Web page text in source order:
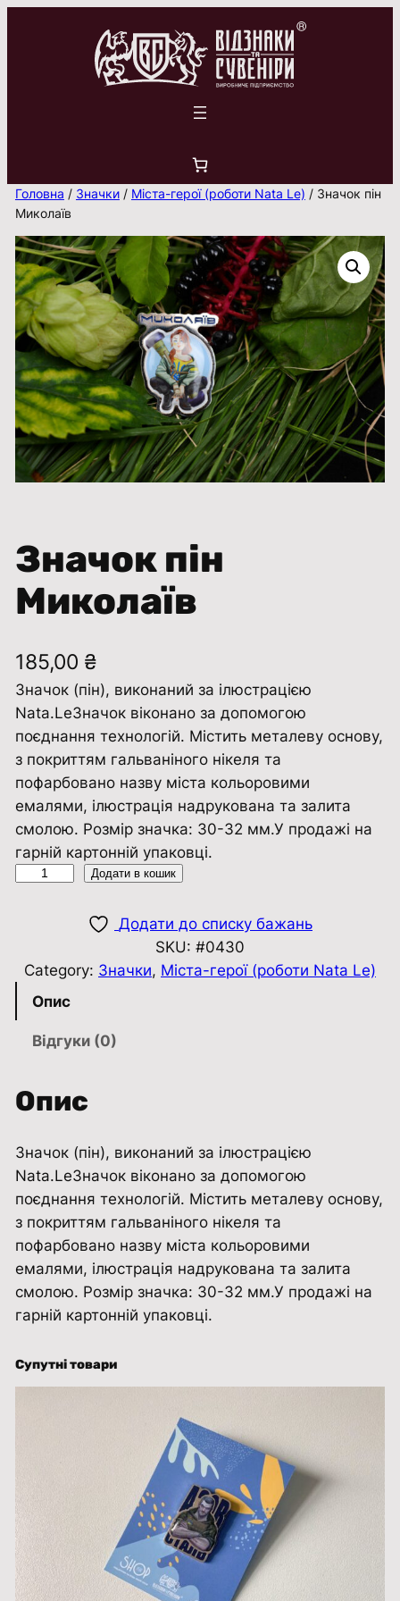
Головна / Значки/ Міста-герої (роботи Nata Le) / Значок пін
Миколаїв
Значок пін
Миколаїв
185,00 ₴
Значок (пін), виконаний за ілюстрацією
Nata.LeЗначок віконано за допомогою
поєднання технологій. Містить металеву основу,
з покриттям гальваніного нікеля та
пофарбовано назву міста кольоровими
емалями, ілюстрація надрукована та залита
смолою. Розмір значка: 30-32 мм.У продажі на
гарній картонній упаковці.
и
о
л
а
ї
в
к
і
л
к
і
Додати в кошик
Додати до списку бажань
SKU: #0430
Category: Значки, Міста-герої (роботи Nata Le)
Опис
Відгуки (0)
Опис
Значок (пін), виконаний за ілюстрацією
Nata.LeЗначок віконано за допомогою
поєднання технологій. Містить металеву основу,
з покриттям гальваніного нікеля та
пофарбовано назву міста кольоровими
емалями, ілюстрація надрукована та залита
смолою. Розмір значка: 30-32 мм.У продажі на
гарній картонній упаковці.
Супутні товари